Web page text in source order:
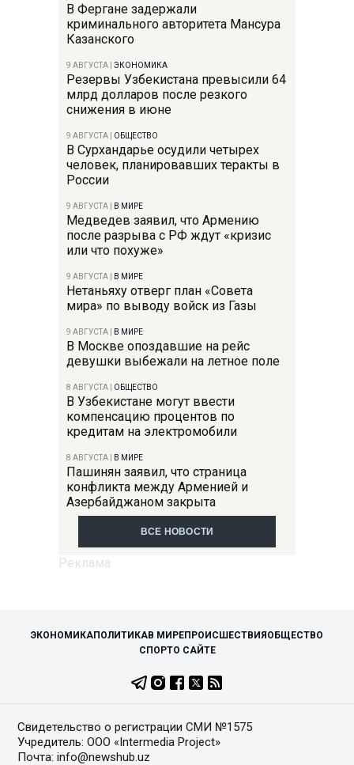
В Фергане задержали
криминального авторитета Мансура
Казанского
9 АВГУСТА ЭКОНОМИКА
Резервы Узбекистана превысили 64
млрд долларов после резкого
снижения в июне
9 АВГУСТА ОБЩЕСТВО
В Сурхандарье осудили четырех
человек, планировавших теракты в
России
9 АВГУСТА В МИРЕ
Медведев заявил, что Армению
после разрыва с РФ ждут «кризис
или что похуже»
9 АВГУСТА В МИРЕ
Нетаньяху отверг план «Совета
мира» по выводу войск из Газы
9 АВГУСТА В МИРЕ
В Москве опоздавшие на рейс
девушки выбежали на летное поле
8 АВГУСТА ОБЩЕСТВО
В Узбекистане могут ввести
компенсацию процентов по
кредитам на электромобили
8 АВГУСТА В МИРЕ
Пашинян заявил, что страница
конфликта между Арменией и
Азербайджаном закрыта
ВСЕ НОВОСТИ
ЭКОНОМИКАПОЛИТИКАВ МИРЕПРОИСШЕСТВИЯОБЩЕСТВО
СПОРТО САЙТЕ
Свидетельство о регистрации СМИ №1575
Учредитель: ООО «Intermedia Project»
Почта: info@newshub.uz